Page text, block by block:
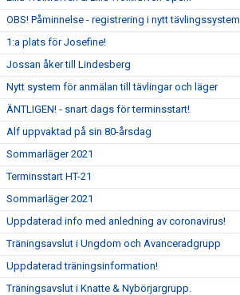
OBS! Påminnelse - registrering i nytt tävlingssystem
1:a plats för Josefine!
Jossan åker till Lindesberg
Nytt system för anmälan till tävlingar och läger
ÄNTLIGEN! - snart dags för terminsstart!
Alf uppvaktad på sin 80-årsdag
Sommarläger 2021
Terminsstart HT-21
Sommarläger 2021
Uppdaterad info med anledning av coronavirus!
Träningsavslut i Ungdom och Avanceradgrupp
Uppdaterad träningsinformation!
Träningsavslut i Knatte & Nybörjargrupp.